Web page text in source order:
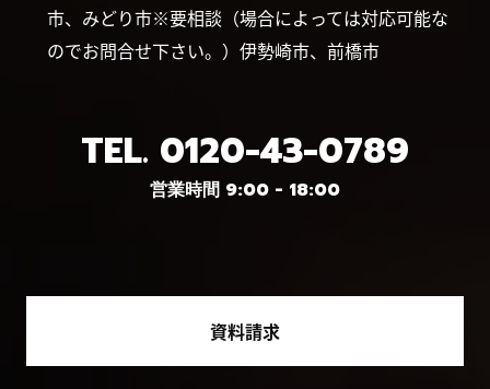
市、みどり市※要相談（場合によっては対応可能な
のでお問合せ下さい。）伊勢崎市、前橋市
TEL. 0120-43-0789
営業時間 9:00 - 18:00
資料請求